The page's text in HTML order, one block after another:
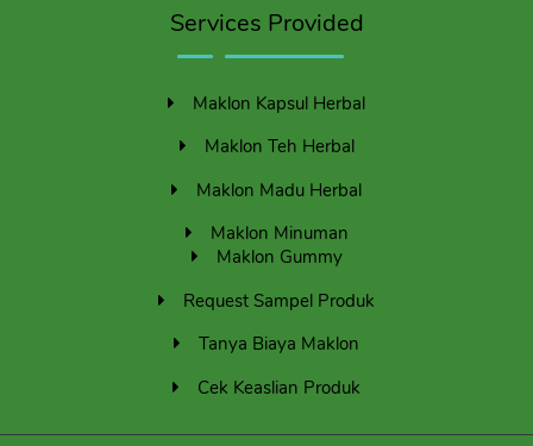
Services Provided
Maklon Kapsul Herbal
Maklon Teh Herbal
Maklon Madu Herbal
Maklon Minuman
Maklon Gummy
Request Sampel Produk
Tanya Biaya Maklon
Cek Keaslian Produk